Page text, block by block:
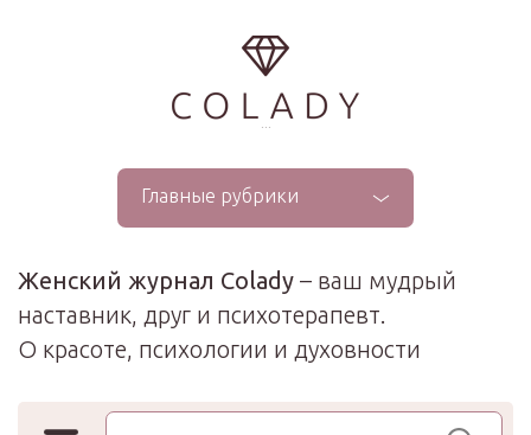
...
Главные рубрики
Женский журнал Colady – ваш мудрый
наставник, друг и психотерапевт.
О красоте, психологии и духовности
Поиск по сайту